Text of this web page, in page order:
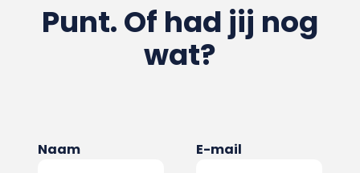
Punt. Of had jij nog
wat?
Naam E-mail